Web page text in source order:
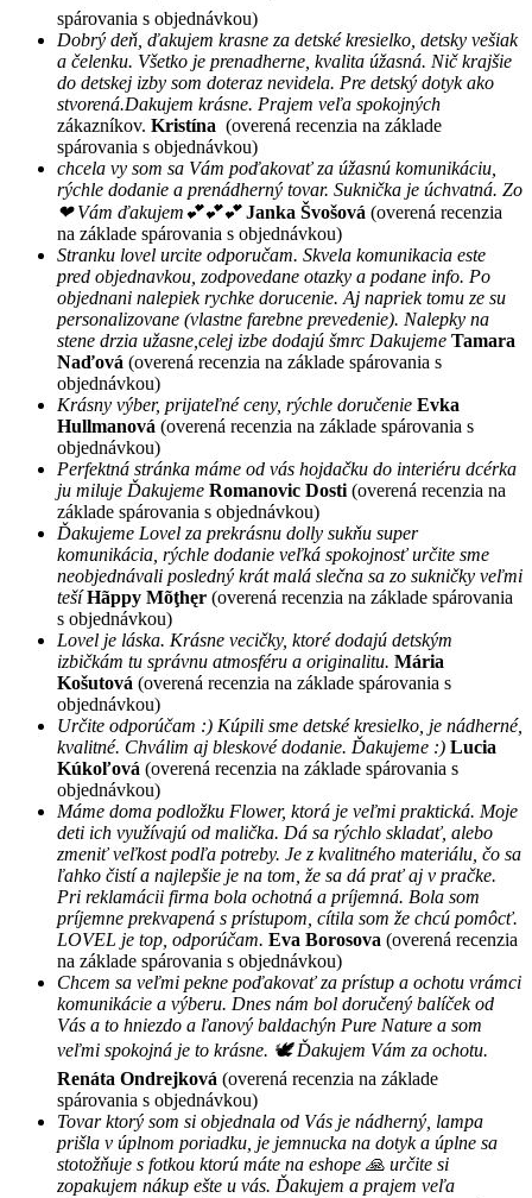
spárovania s objednávkou)
Dobrý deň, ďakujem krasne za detské kresielko, detsky vešiak
a čelenku. Všetko je prenadherne, kvalita úžasná. Nič krajšie
do detskej izby som doteraz nevidela. Pre detský dotyk ako
stvorená.Dakujem krásne. Prajem veľa spokojných
zákazníkov. Kristína (overená recenzia na základe
spárovania s objednávkou)
chcela vy som sa Vám poďakovať za úžasnú komunikáciu,
rýchle dodanie a prenádherný tovar. Suknička je úchvatná. Zo
❤ Vám ďakujem💕💕💕 Janka Švošová (overená recenzia
na základe spárovania s objednávkou)
Stranku lovel urcite odporučam. Skvela komunikacia este
pred objednavkou, zodpovedane otazky a podane info. Po
objednani nalepiek rychke dorucenie. Aj napriek tomu ze su
personalizovane (vlastne farebne prevedenie). Nalepky na
stene drzia užasne,celej izbe dodajú šmrc Dakujeme Tamara
Naďová (overená recenzia na základe spárovania s
objednávkou)
Krásny výber, prijateľné ceny, rýchle doručenie Evka
Hullmanová (overená recenzia na základe spárovania s
objednávkou)
Perfektná stránka máme od vás hojdačku do interiéru dcérka
ju miluje Ďakujeme Romanovic Dosti (overená recenzia na
základe spárovania s objednávkou)
Ďakujeme Lovel za prekrásnu dolly sukňu super
komunikácia, rýchle dodanie veľká spokojnosť určite sme
neobjednávali posledný krát malá slečna sa zo sukničky veľmi
tešíHãppy Mõţhęr (overená recenzia na základe spárovania
s objednávkou)
Lovel je láska. Krásne vecičky, ktoré dodajú detským
izbičkám tu správnu atmosféru a originalitu. Mária
Košutová (overená recenzia na základe spárovania s
objednávkou)
Určite odporúčam :) Kúpili sme detské kresielko, je nádherné,
kvalitné. Chválim aj bleskové dodanie. Ďakujeme :) Lucia
Kúkoľová (overená recenzia na základe spárovania s
objednávkou)
Máme doma podložku Flower, ktorá je veľmi praktická. Moje
deti ich využívajú od malička. Dá sa rýchlo skladať, alebo
zmeniť veľkost podľa potreby. Je z kvalitného materiálu, čo sa
ľahko čistí a najlepšie je na tom, že sa dá prať aj v pračke.
Pri reklamácii firma bola ochotná a príjemná. Bola som
príjemne prekvapená s prístupom, cítila som že chcú pomôcť.
LOVEL je top, odporúčam. Eva Borosova (overená recenzia
na základe spárovania s objednávkou)
Chcem sa veľmi pekne poďakovať za prístup a ochotu vrámci
komunikácie a výberu. Dnes nám bol doručený balíček od
Vás a to hniezdo a ľanový baldachýn Pure Nature a som
veľmi spokojná je to krásne. 🕊 Ďakujem Vám za ochotu.
Renáta Ondrejková (overená recenzia na základe
spárovania s objednávkou)
Tovar ktorý som si objednala od Vás je nádherný, lampa
prišla v úplnom poriadku, je jemnucka na dotyk a úplne sa
stotožňuje s fotkou ktorú máte na eshope 🙏 určite si
zopakujem nákup ešte u vás. Ďakujem a prajem veľa